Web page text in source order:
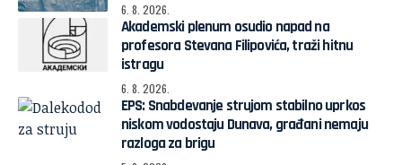
6. 8. 2026.
Akademski plenum osudio napad na
profesora Stevana Filipovića, traži hitnu
istragu
6. 8. 2026.
EPS: Snabdevanje strujom stabilno uprkos
niskom vodostaju Dunava, građani nemaju
razloga za brigu